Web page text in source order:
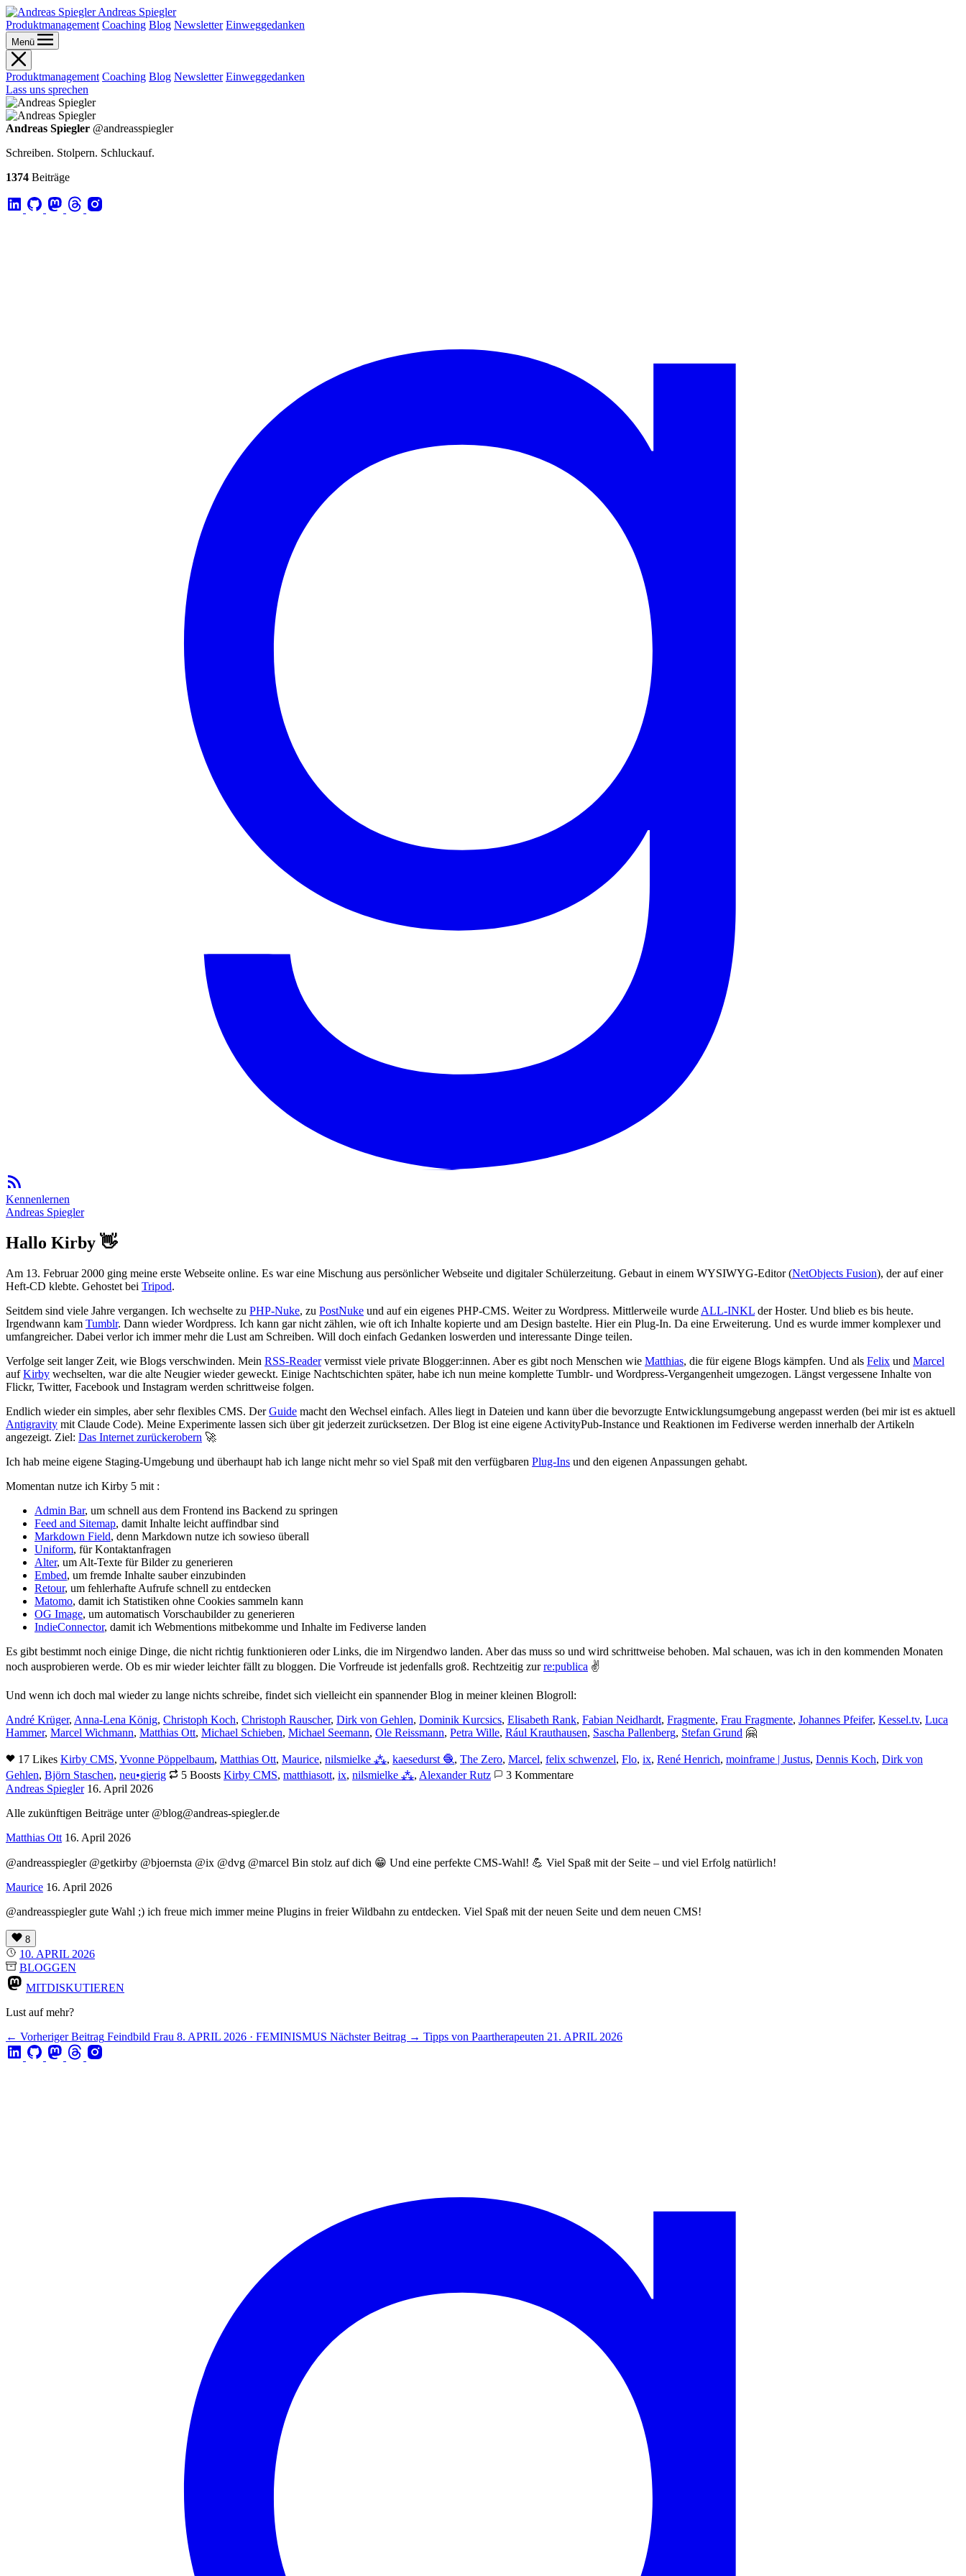
Andreas Spiegler
Produktmanagement Coaching Blog Newsletter Einweggedanken
Menü
Produktmanagement Coaching Blog Newsletter Einweggedanken
Lass uns sprechen
Andreas Spiegler @andreasspiegler
Schreiben. Stolpern. Schluckauf.
1374 Beiträge
Kennenlernen
Andreas Spiegler
Hallo Kirby 👋
Am 13. Februar 2000 ging meine erste Webseite online. Es war eine Mischung aus persönlicher Webseite und digitaler Schülerzeitung. Gebaut in einem WYSIWYG-Editor (NetObjects Fusion), der auf einer
Heft-CD klebte. Gehostet bei Tripod.
Seitdem sind viele Jahre vergangen. Ich wechselte zu PHP-Nuke, zu PostNuke und auf ein eigenes PHP-CMS. Weiter zu Wordpress. Mittlerweile wurde ALL-INKL der Hoster. Und blieb es bis heute.
Irgendwann kam Tumblr. Dann wieder Wordpress. Ich kann gar nicht zählen, wie oft ich Inhalte kopierte und am Design bastelte. Hier ein Plug-In. Da eine Erweiterung. Und es wurde immer komplexer und
umfangreicher. Dabei verlor ich immer mehr die Lust am Schreiben. Will doch einfach Gedanken loswerden und interessante Dinge teilen.
Verfolge seit langer Zeit, wie Blogs verschwinden. Mein RSS-Readervermisst viele private Blogger:innen. Aber es gibt noch Menschen wie Matthias, die für eigene Blogs kämpfen. Und als Felix und Marcel
aufKirby wechselten, war die alte Neugier wieder geweckt. Einige Nachtschichten später, habe ich nun meine komplette Tumblr- und Wordpress-Vergangenheit umgezogen. Längst vergessene Inhalte von
Flickr, Twitter, Facebook und Instagram werden schrittweise folgen.
Endlich wieder ein simples, aber sehr flexibles CMS. DerGuide macht den Wechsel einfach. Alles liegt in Dateien und kann über die bevorzugte Entwicklungsumgebung angepasst werden (bei mir ist es aktuell
Antigravity mit Claude Code). Meine Experimente lassen sich über git jederzeit zurücksetzen. Der Blog ist eine eigene ActivityPub-Instance und Reaktionen im Fediverse werden innerhalb der Artikeln
angezeigt. Ziel: Das Internet zurückerobern 🚀
Ich hab meine eigene Staging-Umgebung und überhaupt hab ich lange nicht mehr so viel Spaß mit den verfügbaren Plug-Ins und den eigenen Anpassungen gehabt.
Momentan nutze ich Kirby 5 mit :
Admin Bar, um schnell aus dem Frontend ins Backend zu springen
Feed and Sitemap, damit Inhalte leicht auffindbar sind
Markdown Field, denn Markdown nutze ich sowieso überall
Uniform, für Kontaktanfragen
Alter, um Alt-Texte für Bilder zu generieren
Embed, um fremde Inhalte sauber einzubinden
Retour, um fehlerhafte Aufrufe schnell zu entdecken
Matomo, damit ich Statistiken ohne Cookies sammeln kann
OG Image, um automatisch Vorschaubilder zu generieren
IndieConnector, damit ich Webmentions mitbekomme und Inhalte im Fediverse landen
Es gibt bestimmt noch einige Dinge, die nicht richtig funktionieren oder Links, die im Nirgendwo landen. Aber das muss so und wird schrittweise behoben. Mal schauen, was ich in den kommenden Monaten
noch ausprobieren werde. Ob es mir wieder leichter fällt zu bloggen. Die Vorfreude ist jedenfalls groß. Rechtzeitig zurre:publica ✌️
Und wenn ich doch mal wieder zu lange nichts schreibe, findet sich vielleicht ein spannender Blog in meiner kleinen Blogroll:
André Krüger, Anna-Lena König, Christoph Koch, Christoph Rauscher, Dirk von Gehlen, Dominik Kurcsics, Elisabeth Rank, Fabian Neidhardt, Fragmente, Frau Fragmente, Johannes Pfeifer, Kessel.tv, Luca
Hammer, Marcel Wichmann, Matthias Ott, Michael Schieben, Michael Seemann, Ole Reissmann, Petra Wille, Rául Krauthausen, Sascha Pallenberg, Stefan Grund 🤗
17 Likes Kirby CMS, Yvonne Pöppelbaum, Matthias Ott, Maurice, nilsmielke ⁂, kaesedurst 🧶, The Zero, Marcel, felix schwenzel, Flo, ix, René Henrich, moinframe | Justus, Dennis Koch, Dirk von
Gehlen, Björn Staschen, neu•gierig 5 Boosts Kirby CMS, matthiasott, ix, nilsmielke ⁂, Alexander Rutz
3 Kommentare
Andreas Spiegler 16. April 2026
Alle zukünftigen Beiträge unter @blog@andreas-spiegler.de
Matthias Ott 16. April 2026
@andreasspiegler @getkirby @bjoernsta @ix @dvg @marcel Bin stolz auf dich 😁 Und eine perfekte CMS-Wahl! 💪 Viel Spaß mit der Seite – und viel Erfolg natürlich!
Maurice 16. April 2026
@andreasspiegler gute Wahl ;) ich freue mich immer meine Plugins in freier Wildbahn zu entdecken. Viel Spaß mit der neuen Seite und dem neuen CMS!
8
10. APRIL 2026
BLOGGEN
MITDISKUTIEREN
Lust auf mehr?
← Vorheriger Beitrag Feindbild Frau 8. APRIL 2026 · FEMINISMUS Nächster Beitrag → Tipps von Paartherapeuten 21. APRIL 2026